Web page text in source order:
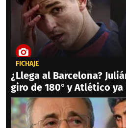
FICHAJE
¿Llega al Barcelona?
giro de 180° y Atlético